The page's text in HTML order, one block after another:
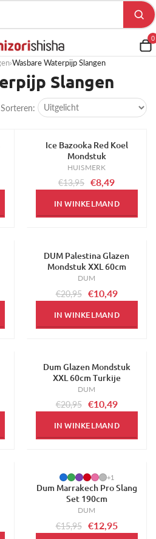
0
›Wasbare Waterpijp Slangen
Slangen
Sorteren:
-39%
Ice Bazooka Red Koel
Mondstuk
HUISMERK
€13,95 €8,49
IN WINKELMAND
-50%
DUM Palestina Glazen
Mondstuk XXL 60cm
DUM
€20,95 €10,49
IN WINKELMAND
-50%
Dum Glazen Mondstuk
XXL 60cm Turkije
DUM
€20,95 €10,49
IN WINKELMAND
+1
Dum Marrakech Pro Slang
Set 190cm
DUM
€15,95 €12,95